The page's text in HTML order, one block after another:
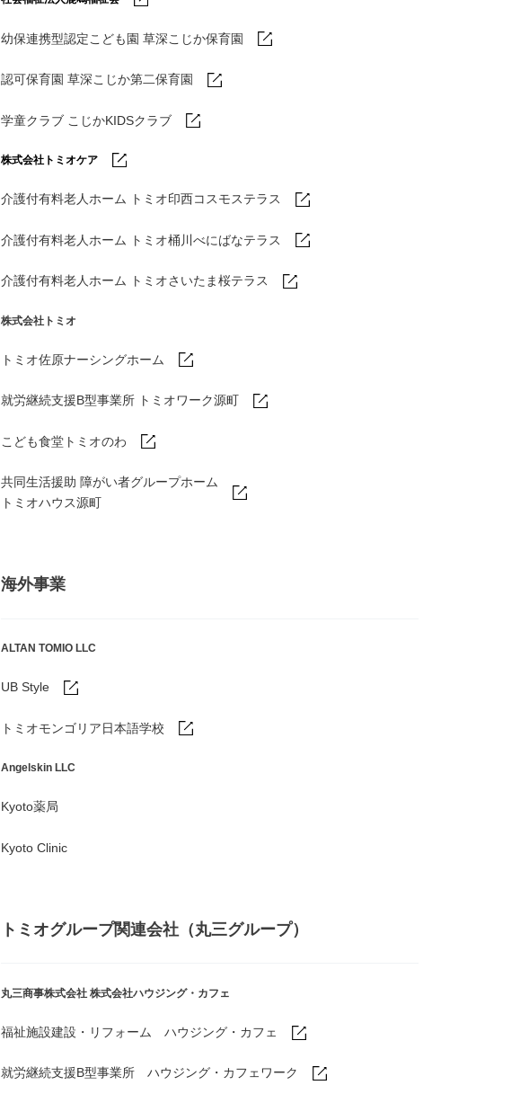
幼保連携型認定こども園 草深こじか保育園
認可保育園 草深こじか第二保育園
学童クラブ こじかKIDSクラブ
株式会社トミオケア
介護付有料老人ホーム トミオ印西コスモステラス
介護付有料老人ホーム トミオ桶川べにばなテラス
介護付有料老人ホーム トミオさいたま桜テラス
株式会社トミオ
トミオ佐原ナーシングホーム
就労継続支援B型事業所 トミオワーク源町
こども食堂トミオのわ
共同生活援助 障がい者グループホーム
トミオハウス源町
海外事業
ALTAN TOMIO LLC
UB Style
トミオモンゴリア日本語学校
Angelskin LLC
Kyoto薬局
Kyoto Clinic
トミオグループ関連会社（丸三グループ）
丸三商事株式会社 株式会社ハウジング・カフェ
福祉施設建設・リフォーム ハウジング・カフェ
就労継続支援B型事業所 ハウジング・カフェワーク